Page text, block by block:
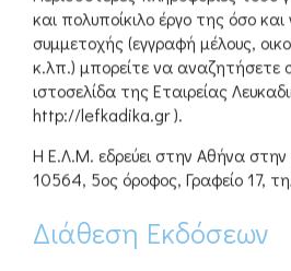
και πολυποίκιλο έργο της όσο
συμμετοχής (εγγραφή μέλους,
κ.λπ.) μπορείτε να αναζητήσετε
ιστοσελίδα της Εταιρείας
http://lefkadika.gr ).
Η Ε.Λ.Μ. εδρεύει στην Αθήνα
10564, 5ος όροφος, Γραφείο 17,
Διάθεση Εκδόσεων